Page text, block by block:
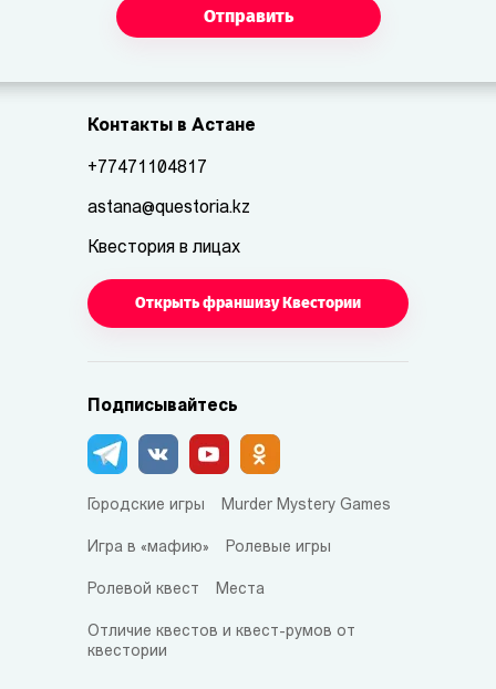
Отправить
Контакты в Астане
+77471104817
astana@questoria.kz
Квестория в лицах
Открыть франшизу Квестории
Подписывайтесь
Городские игры Murder Mystery Games
Игра в «мафию» Ролевые игры
Ролевой квест Места
Отличие квестов и квест-румов от
квестории